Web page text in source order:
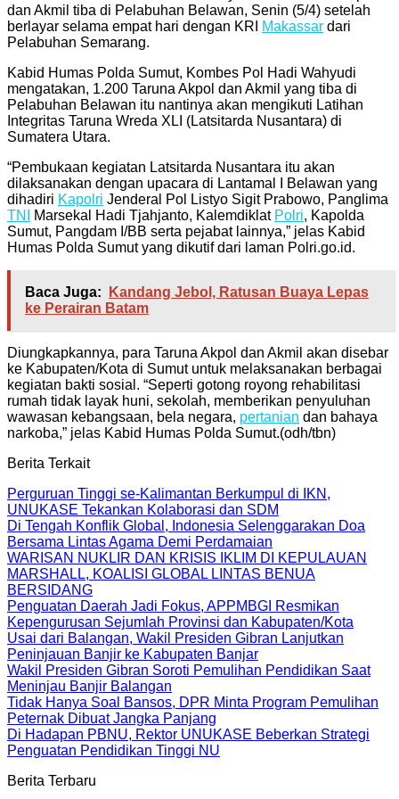
dan Akmil tiba di Pelabuhan Belawan, Senin (5/4) setelah
berlayar selama empat hari dengan KRI
Makassar dari
Pelabuhan Semarang.
Kabid Humas Polda Sumut, Kombes Pol Hadi Wahyudi
mengatakan, 1.200 Taruna Akpol dan Akmil yang tiba di
Pelabuhan Belawan itu nantinya akan mengikuti Latihan
Integritas Taruna Wreda XLI (Latsitarda Nusantara) di
Sumatera Utara.
“Pembukaan kegiatan Latsitarda Nusantara itu akan
dilaksanakan dengan upacara di Lantamal I Belawan yang
dihadiri Kapolri Jenderal Pol Listyo Sigit Prabowo, Panglima
TNI
Marsekal Hadi Tjahjanto, Kalemdiklat Polri, Kapolda
Sumut, Pangdam I/BB serta pejabat lainnya,” jelas Kabid
Humas Polda Sumut yang dikutif dari laman Polri.go.id.
Baca Juga:
Kandang Jebol, Ratusan Buaya Lepas
ke Perairan Batam
Diungkapkannya, para Taruna Akpol dan Akmil akan disebar
ke Kabupaten/Kota di Sumut untuk melaksanakan berbagai
kegiatan bakti sosial. “Seperti gotong royong rehabilitasi
rumah tidak layak huni, sekolah, memberikan penyuluhan
wawasan kebangsaan, bela negara, pertanian dan bahaya
narkoba,” jelas Kabid Humas Polda Sumut.(odh/tbn)
Berita Terkait
Perguruan Tinggi se-Kalimantan Berkumpul di IKN,
UNUKASE Tekankan Kolaborasi dan SDM
Di Tengah Konflik Global, Indonesia Selenggarakan Doa
Bersama Lintas Agama Demi Perdamaian
WARISAN NUKLIR DAN KRISIS IKLIM DI KEPULAUAN
MARSHALL, KOALISI GLOBAL LINTAS BENUA
BERSIDANG
Penguatan Daerah Jadi Fokus, APPMBGI Resmikan
Kepengurusan Sejumlah Provinsi dan Kabupaten/Kota
Usai dari Balangan, Wakil Presiden Gibran Lanjutkan
Peninjauan Banjir ke Kabupaten Banjar
Wakil Presiden Gibran Soroti Pemulihan Pendidikan Saat
Meninjau Banjir Balangan
Tidak Hanya Soal Bansos, DPR Minta Program Pemulihan
Peternak Dibuat Jangka Panjang
Di Hadapan PBNU, Rektor UNUKASE Beberkan Strategi
Penguatan Pendidikan Tinggi NU
Berita Terbaru